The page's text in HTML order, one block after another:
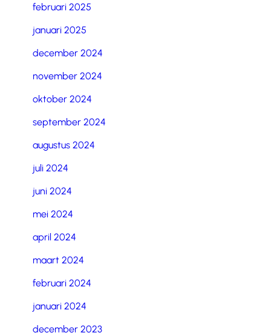
februari 2025
januari 2025
december 2024
november 2024
oktober 2024
september 2024
augustus 2024
juli 2024
juni 2024
mei 2024
april 2024
maart 2024
februari 2024
januari 2024
december 2023